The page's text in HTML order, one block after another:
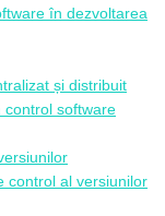
în dezvoltarea
și distribuit
control software
control al versiunilor